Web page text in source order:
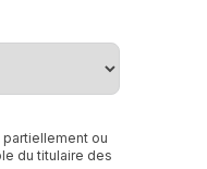
partiellement ou
du titulaire des